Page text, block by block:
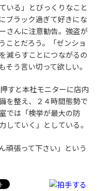
いる」とびっくりなこと
ブラック過ぎて好きにな
さんに注意勧告。強盗が
ことだろう。「ゼンショ
減らすことにつながるの
そう言い切って欲しい。
すと本社モニターに店内
を整え、２４時間態勢で
では「検挙が最大の防
していく」としている。
頑張って下さい」という